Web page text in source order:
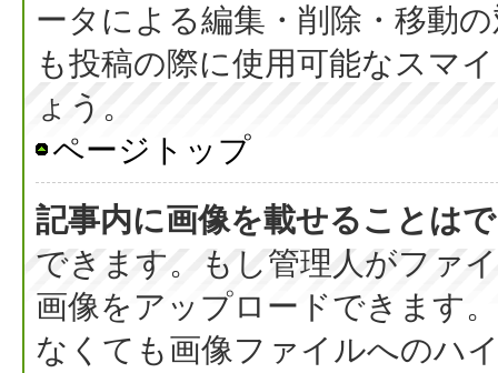
ータによる編集・削除・移動
も投稿の際に使用可能なスマ
ょう。
ページトップ
記事内に画像を載せることは
できます。もし管理人がファ
画像をアップロードできます
なくても画像ファイルへのハ